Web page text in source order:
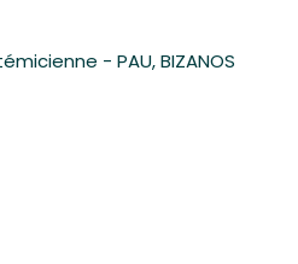
- PAU, BIZANOS